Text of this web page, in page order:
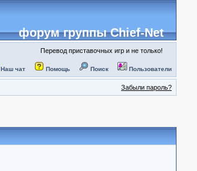
форум группы Chief-Net
Перевод приставочных игр и не только!
Наш чат Помощь Поиск Пользователи
Забыли пароль?